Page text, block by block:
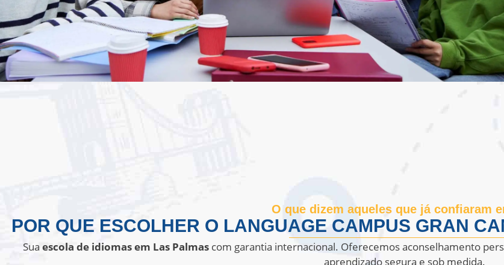
O que dizem aqueles que já confiaram
POR QUE ESCOLHER O LANGUAGE CAMPUS GRAN
Sua escola de idiomas em Las Palmascom garantia internacional. Oferecemos aconselhamento
aprendizado segura e sob medida.